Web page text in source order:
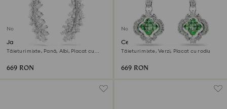
Nou
Jachete cercei Vienna
Tăieturi mixte, Pană, Albi, Placat cu
669 RON
Nou
Cercei cu drop Una Angelic
Tăieturi mixte, Verzi, Placat cu rodiu
669 RON